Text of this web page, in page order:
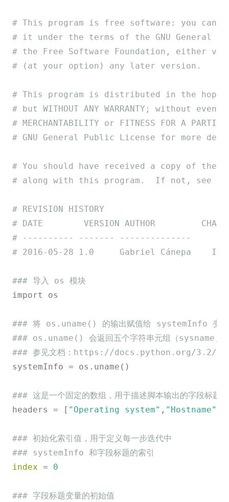
# This program is free software: you can
# it under the terms of the GNU General
# the Free Software Foundation, either
# (at your option) any later version.
# This program is distributed in the
# but WITHOUT ANY WARRANTY; without
# MERCHANTABILITY or FITNESS FOR A
# GNU General Public License for more
# You should have received a copy of the
# along with this program.  If not, see .
# REVISION HISTORY
# DATE        VERSION AUTHOR         CHANGE
# ---------- ------- --------------
# 2016-05-28 1.0     Gabriel Cánepa
### 导入 os 模块
import os
### 将 os.uname() 的输出赋值给 systemInfo 变量
### os.uname() 会返回五个字符串元组（
### 参见文档：https://docs.python.org/3.2/
systemInfo = os.uname()
### 这是一个固定的数组，用于描述脚本输出的字段标题
headers = [ "Operating system" , "Hostname"
### 初始化索引值，用于定义每一步迭代中
### systemInfo 和字段标题的索引
index = 0
### 字段标题变量的初始值